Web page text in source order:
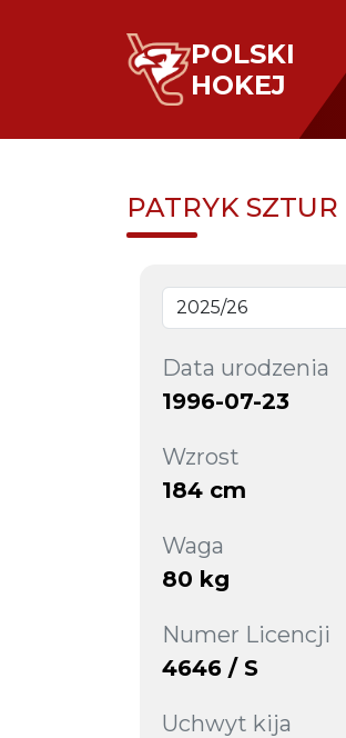
POLSKI
HOKEJ
PATRYK SZTUR
Data urodzenia
1996-07-23
Wzrost
184 cm
Waga
80 kg
Numer Licencji
4646 / S
Uchwyt kija